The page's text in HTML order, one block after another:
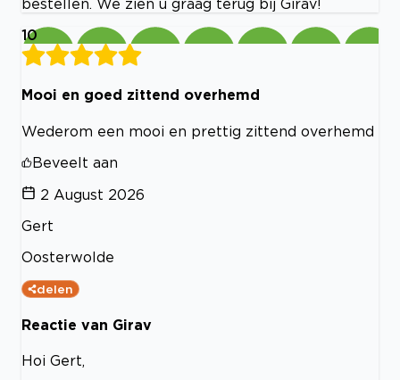
bestellen. We zien u graag terug bij Girav!
10
Mooi en goed zittend overhemd
Wederom een mooi en prettig zittend overhemd
Beveelt aan
2 August 2026
Gert
Oosterwolde
delen
Reactie van Girav
Hoi Gert,